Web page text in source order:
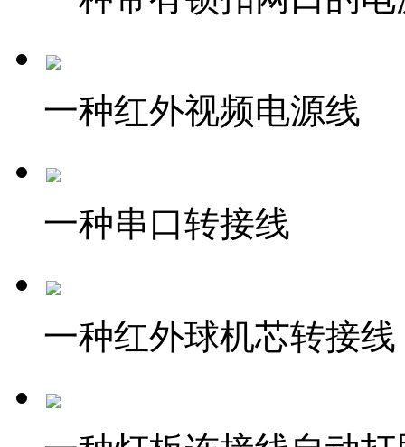
一种红外视频电源线
一种串口转接线
一种红外球机芯转接线